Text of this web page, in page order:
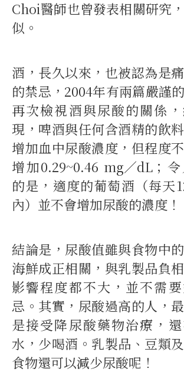
Choi醫師也曾發表相關研究
似。
酒，長久以來，也被認為是
的禁忌，2004年有兩篇嚴謹
再次檢視酒與尿酸的關係
現，啤酒與任何含酒精的飲
增加血中尿酸濃度，但程度
增加0.29~0.46 mg∕dL；
的是，適度的葡萄酒（每天
內）並不會增加尿酸的濃度！
結論是，尿酸值雖與食物中
海鮮成正相關，與乳製品負
影響程度都不大，並不需
忌。其實，尿酸過高的人，
是接受降尿酸藥物治療，
水，少喝酒。乳製品、豆類
食物還可以減少尿酸呢！